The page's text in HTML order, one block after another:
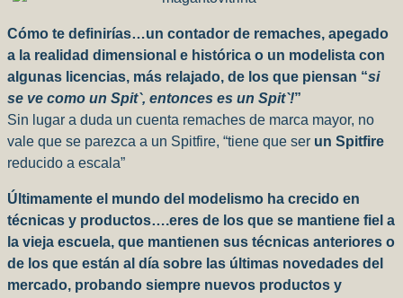
Cómo te definirías…un contador de remaches, apegado
a la realidad dimensional e histórica o un modelista con
algunas licencias, más relajado, de los que piensan “si
se ve como un Spit`, entonces es un Spit`!”
Sin lugar a duda un cuenta remaches de marca mayor, no
vale que se parezca a un Spitfire, “tiene que ser un Spitfire
reducido a escala”
Últimamente el mundo del modelismo ha crecido en
técnicas y productos….eres de los que se mantiene fiel a
la vieja escuela, que mantienen sus técnicas anteriores o
de los que están al día sobre las últimas novedades del
mercado, probando siempre nuevos productos y